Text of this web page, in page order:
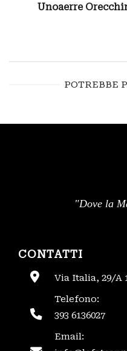
Unoaerre
POTREBBE
"Dove la
CONTATTI
Via Italia, 29/A
Telefono:
393 6136027
Email: